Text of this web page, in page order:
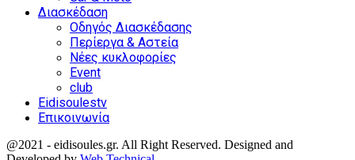
Διασκέδαση
Οδηγός Διασκέδασης
Περίεργα & Αστεία
Νέες κυκλοφορίες
Event
club
Eidisoulestv
Επικοινωνία
@2021 - eidisoules.gr. All Right Reserved. Designed and